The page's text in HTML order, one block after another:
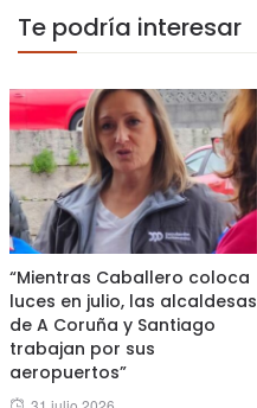
Te podría interesar
“Mientras Caballero coloca
luces en julio, las alcaldesas
de A Coruña y Santiago
trabajan por sus
aeropuertos”
Posted